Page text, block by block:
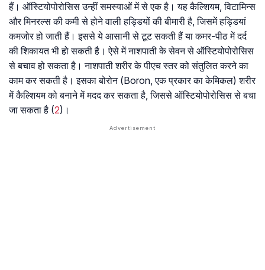
हैं। ऑस्टियोपोरोसिस उन्हीं समस्याओं में से एक है। यह कैल्शियम, विटामिन्स
और मिनरल्स की कमी से होने वाली हड्डियों की बीमारी है, जिसमें हड्डियां
कमजोर हो जाती हैं। इससे ये आसानी से टूट सकती हैं या कमर-पीठ में दर्द
की शिकायत भी हो सकती है। ऐसे में नाशपाती के सेवन से ऑस्टियोपोरोसिस
से बचाव हो सकता है। नाशपाती शरीर के पीएच स्तर को संतुलित करने का
काम कर सकती है। इसका बोरोन (Boron, एक प्रकार का केमिकल) शरीर
में कैल्शियम को बनाने में मदद कर सकता है, जिससे ऑस्टियोपोरोसिस से बचा
जा सकता है (2)।